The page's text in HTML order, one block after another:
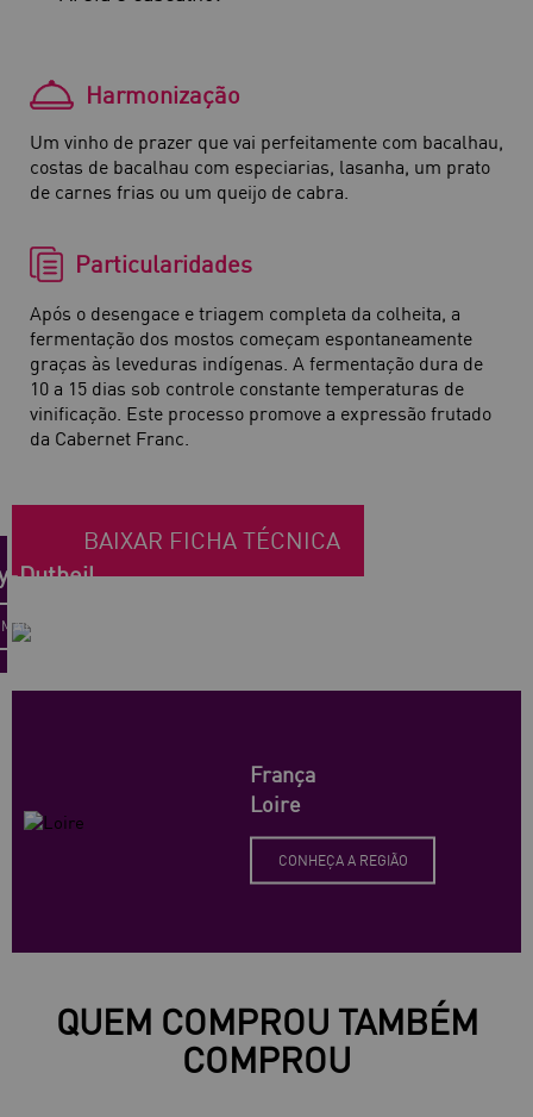
Harmonização
Um vinho de prazer que vai perfeitamente com bacalhau,
costas de bacalhau com especiarias, lasanha, um prato
de carnes frias ou um queijo de cabra.
Particularidades
Após o desengace e triagem completa da colheita, a
fermentação dos mostos começam espontaneamente
graças às leveduras indígenas. A fermentação dura de
10 a 15 dias sob controle constante temperaturas de
vinificação. Este processo promove a expressão frutado
da Cabernet Franc.
BAIXAR FICHA TÉCNICA
Dutheil
França
Loire
CONHEÇA A REGIÃO
QUEM COMPROU TAMBÉM
COMPROU